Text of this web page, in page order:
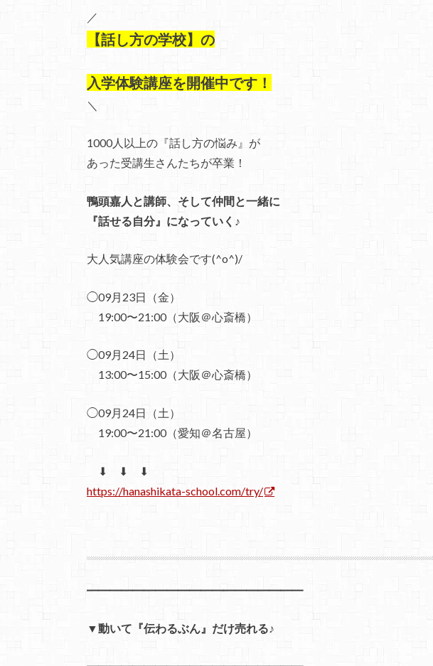
／
【話し方の学校】の
入学体験講座を開催中です！
＼
1000人以上の『話し方の悩み』が
あった受講生さんたちが卒業！
鴨頭嘉人と講師、そして仲間と一緒に
『話せる自分』になっていく♪
大人気講座の体験会です(^o^)/
◯09月23日（金）
19:00〜21:00（大阪＠心斎橋）
◯09月24日（土）
13:00〜15:00（大阪＠心斎橋）
◯09月24日（土）
19:00〜21:00（愛知＠名古屋）
⬇ ⬇ ⬇
https://hanashikata-school.com/try/
━━━━━━━━━━━━━━━━━━━
▼動いて『伝わるぶん』だけ売れる♪